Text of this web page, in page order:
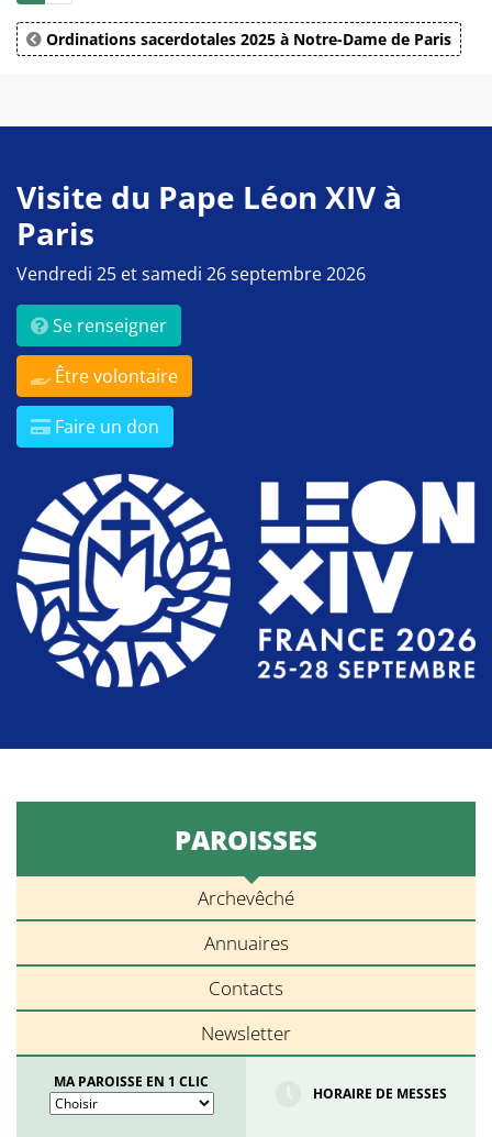
Ordinations sacerdotales 2025 à Notre-Dame de Paris
Visite du Pape Léon XIV à
Paris
Vendredi 25 et samedi 26 septembre 2026
Se renseigner
Être volontaire
Faire un don
PAROISSES
Archevêché
Annuaires
Contacts
Newsletter
MA PAROISSE EN 1 CLIC
HORAIRE DE MESSES